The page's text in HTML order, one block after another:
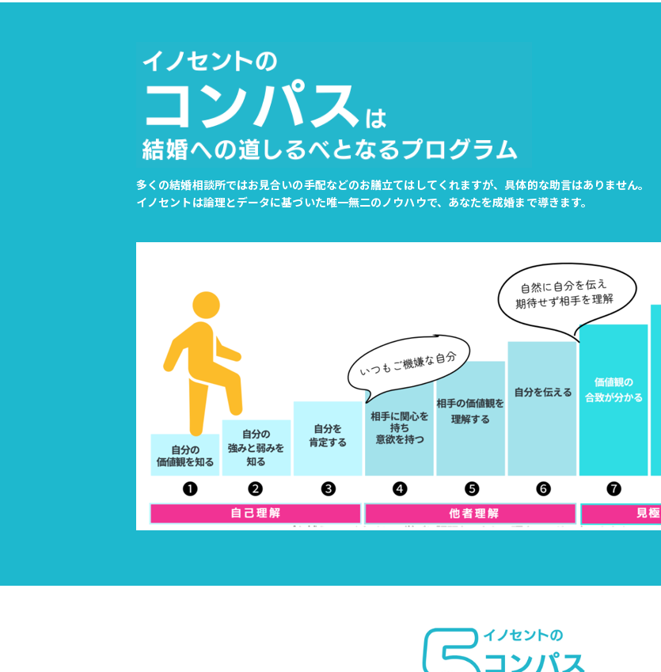
多くの結婚相談所ではお見合いの手配などのお膳立てはしてくれますが、具体的な助言はありません。
イノセントは論理とデータに基づいた唯一無二のノウハウで、あなたを成婚まで導きます。